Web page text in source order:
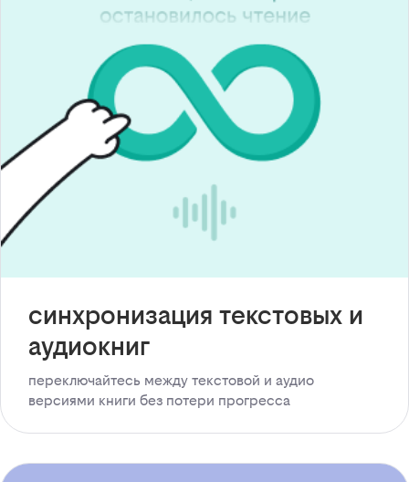
синхронизация текстовых и
аудиокниг
переключайтесь между текстовой и аудио
версиями книги без потери прогресса